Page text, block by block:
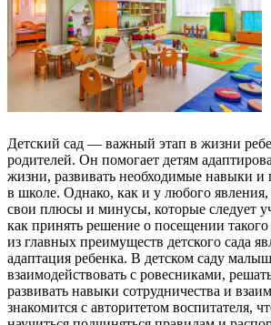
Детский сад — важный этап в жизни
родителей. Он помогает детям
жизни, развивать необходимые навыки и
в школе. Однако, как и у любого явления,
свои плюсы и минусы, которые следует
как принять решение о посещении
из главных преимуществ детского сада
адаптация ребенка. В детском саду
взаимодействовать с ровесниками,
развивать навыки сотрудничества и
знакомится с авторитетом воспитателя,